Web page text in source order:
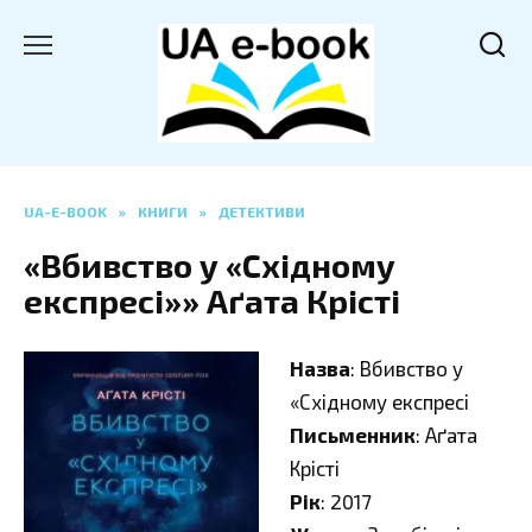
UA-E-BOOK » КНИГИ » ДЕТЕКТИВИ
«Вбивство у «Східному
експресі»» Аґата Крісті
Назва: Вбивство у
«Східному експресі
Письменник: Аґата
Крісті
Рік: 2017